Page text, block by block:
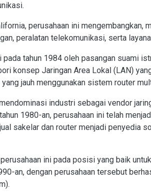
perusahaan ini mengembangkan,
peralatan telekomunikasi, serta
pada tahun 1984 oleh pasangan suami
konsep Jaringan Area Lokal (LAN)
jauh menggunakan sistem router
industri sebagai vendor
1980-an, perusahaan ini telah
sakelar dan router menjadi penyedia
ini pada posisi yang baik
an, dengan perusahaan tersebut